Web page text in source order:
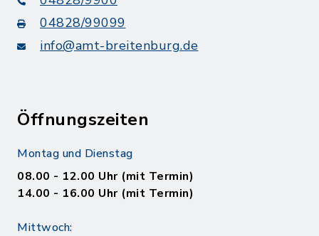
04828/99099
info@amt-breitenburg.de
Öffnungszeiten
Montag und Dienstag
08.00 - 12.00 Uhr (mit Termin)
14.00 - 16.00 Uhr (mit Termin)
Mittwoch: